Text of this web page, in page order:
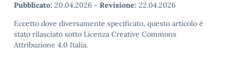
Pubblicato: 20.04.2026 - Revisione: 22.04.2026
Eccetto dove diversamente specificato, questo articolo è
stato rilasciato sotto Licenza Creative Commons
Attribuzione 4.0 Italia.